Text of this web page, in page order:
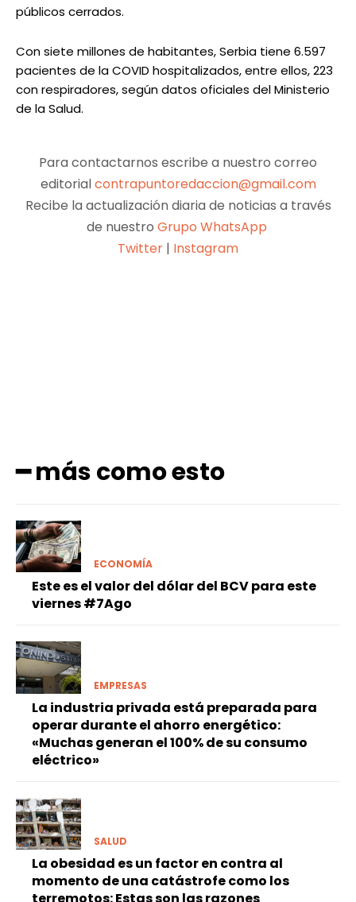
públicos cerrados.
Con siete millones de habitantes, Serbia tiene 6.597
pacientes de la COVID hospitalizados, entre ellos, 223
con respiradores, según datos oficiales del Ministerio
de la Salud.
Para contactarnos escribe a nuestro correo
editorialcontrapuntoredaccion@gmail.com
Recibe la actualización diaria de noticias a través
de nuestro Grupo WhatsApp
Twitter | Instagram
━ más como esto
ECONOMÍA
Este es el valor del dólar del BCV para este
viernes #7Ago
EMPRESAS
La industria privada está preparada para
operar durante el ahorro energético:
«Muchas generan el 100% de su consumo
eléctrico»
SALUD
La obesidad es un factor en contra al
momento de una catástrofe como los